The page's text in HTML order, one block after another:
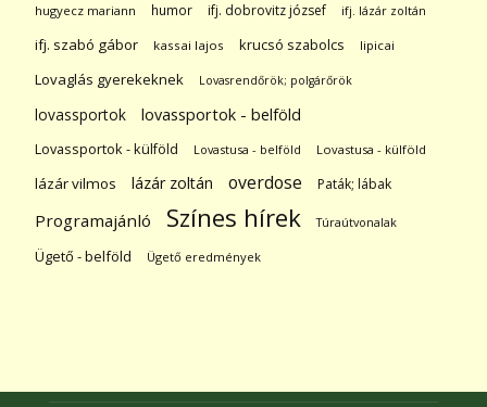
hugyecz mariann humor ifj. dobrovitz józsef ifj. lázár zoltán
ifj. szabó gábor kassai lajos krucsó szabolcs lipicai
Lovaglás gyerekeknek Lovasrendőrök; polgárőrök
lovassportok lovassportok - belföld
Lovassportok - külföld Lovastusa - belföld Lovastusa - külföld
lázár vilmos lázár zoltán overdose Paták; lábak
Programajánló Színes hírek Túraútvonalak
Ügető - belföld Ügető eredmények